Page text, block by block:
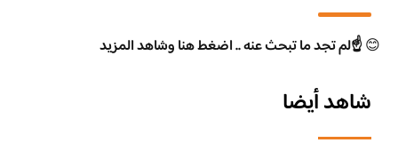
😊☝️لم تجد ما تبحث عنه .. اضغط هنا وشاهد المزيد
شاهد أيضا